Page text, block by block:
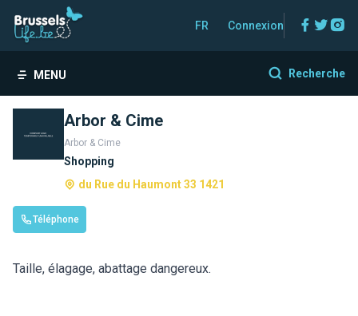
FR Connexion
MENU Recherche
Arbor & Cime
Arbor & Cime
Shopping
du Rue du Haumont 33 1421
Téléphone
Taille, élagage, abattage dangereux.